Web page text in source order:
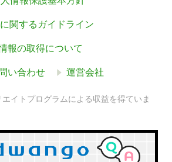
関するガイドライン
報の取得について
い合わせ 運営会社
イトプログラムによる収益を得ていま